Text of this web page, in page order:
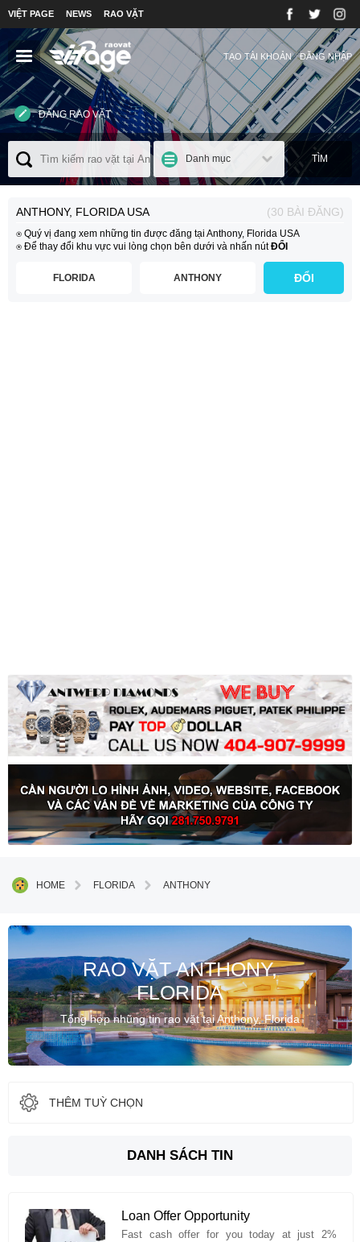
VIỆT PAGE NEWS RAO VẶT
ĐĂNG NHẬP
TẠO TÀI KHOẢN
ĐĂNG RAO VẶT
Danh mục TÌM
ANTHONY, FLORIDA USA (30 BÀI ĐĂNG)
⍟ Quý vị đang xem những tin được đăng tại Anthony, Florida USA
⍟ Để thay đổi khu vực vui lòng chọn bên dưới và nhấn nútĐỔI
FLORIDA ANTHONY ĐỔI
HOME FLORIDA ANTHONY
RAO VẶT ANTHONY,
FLORIDA
Tổng hợp nhũng tin rao vặt tại Anthony, Florida
THÊM TUỲ CHỌN
DANH SÁCH TIN
Loan Offer Opportunity
Fast cash offer for you today at just 2%